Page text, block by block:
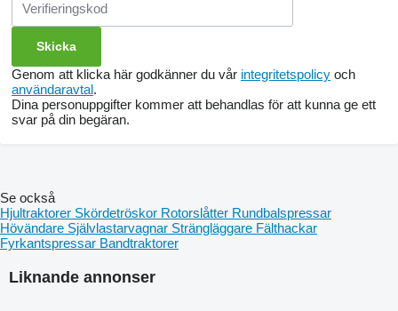
Genom att klicka här godkänner du vår integritetspolicy och
användaravtal.
Dina personuppgifter kommer att behandlas för att kunna ge ett
svar på din begäran.
Liknande annonser
Se också
Hjultraktorer Skördetröskor Rotorslåtter Rundbalspressar
Hövändare Självlastarvagnar Strängläggare Fälthackar
Fyrkantspressar Bandtraktorer